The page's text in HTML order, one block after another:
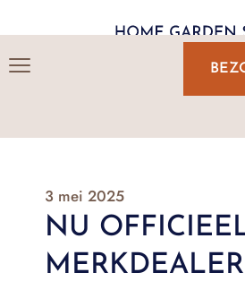
3 mei 2025
NU